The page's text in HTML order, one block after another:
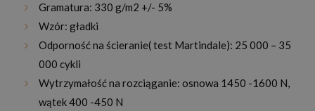
Gramatura: 330 g/m2 +/- 5%
Wzór: gładki
Odporność na ścieranie( test Martindale): 25 000 – 35
000 cykli
Wytrzymałość na rozciąganie: osnowa 1450 -1600 N,
wątek 400 -450 N